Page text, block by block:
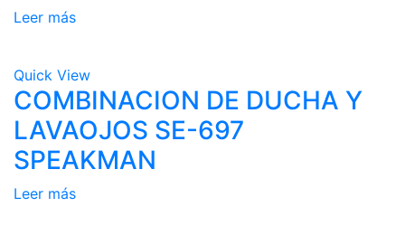
Leer más
Quick View
COMBINACION DE DUCHA Y
LAVAOJOS SE-697
SPEAKMAN
Leer más